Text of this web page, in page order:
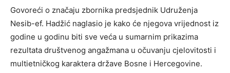
Govoreći o značaju zbornika predsjednik Udruženja
Nesib-ef. Hadžić naglasio je kako će njegova vrijednost iz
godine u godinu biti sve veća u sumarnim prikazima
rezultata društvenog angažmana u očuvanju cjelovitosti i
multietničkog karaktera države Bosne i Hercegovine.